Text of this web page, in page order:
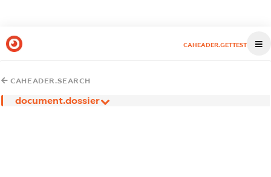
CAHEADER.GETTEST
CAHEADER.SEARCH
document.dossier